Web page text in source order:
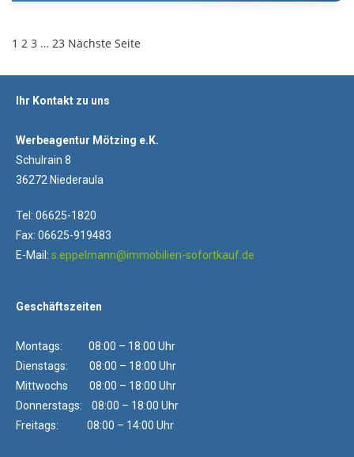
1 2 3 … 23 Nächste Seite
Ihr Kontakt zu uns
Werbeagentur Mötzing e.K.
Schulrain 8
36272 Niederaula
Tel: 06625-1820
Fax: 06625-919483
E-Mail: s.eppelmann@immobilien-sofortkauf.de
Geschäftszeiten
Montags: 08:00 – 18:00 Uhr
Dienstags: 08:00 – 18:00 Uhr
Mittwochs 08:00 – 18:00 Uhr
Donnerstags: 08:00 – 18:00 Uhr
Freitags: 08:00 – 14:00 Uhr